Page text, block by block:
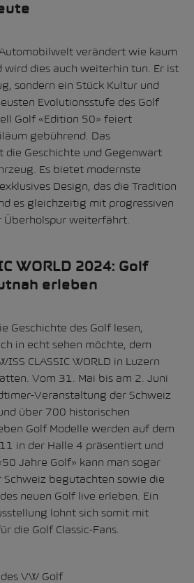
verändert wie kaum
wird dies auch weiterhin tun. Er ist
sondern ein Stück Kultur und
Evolutionsstufe des Golf
Golf «Edition 50» feiert
gebührend. Das
die Geschichte und Gegenwart
Es bietet modernste
Design, das die Tradition
es gleichzeitig mit progressiven
weiterfährt.
WORLD 2024: Golf
erleben
Geschichte des Golf lesen,
in echt sehen möchte, dem
CLASSIC WORLD in Luzern
Vom 31. Mai bis am 2. Juni
Veranstaltung der Schweiz
über 700 historischen
Golf Modelle werden auf dem
in der Halle 4 präsentiert und
Jahre Golf» kann man sogar
Schweiz begutachten sowie die
neuen Golf live erleben. Ein
lohnt sich somit mit
die Golf Classic-Fans.
VW Golf